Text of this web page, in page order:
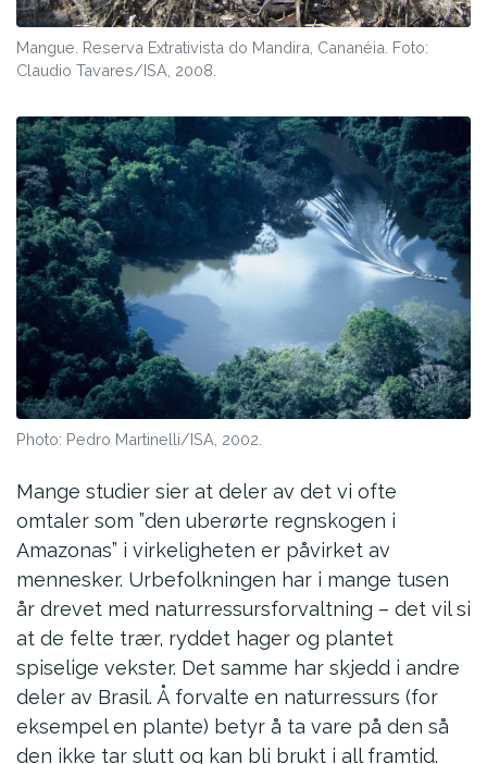
Mangue. Reserva Extrativista do Mandira, Cananéia. Foto:
Claudio Tavares/ISA, 2008.
Photo: Pedro Martinelli/ISA, 2002.
Mange studier sier at deler av det vi ofte
omtaler som ”den uberørte regnskogen i
Amazonas” i virkeligheten er påvirket av
mennesker. Urbefolkningen har i mange tusen
år drevet med naturressursforvaltning – det vil si
at de felte trær, ryddet hager og plantet
spiselige vekster. Det samme har skjedd i andre
deler av Brasil. Å forvalte en naturressurs (for
eksempel en plante) betyr å ta vare på den så
den ikke tar slutt og kan bli brukt i all framtid.